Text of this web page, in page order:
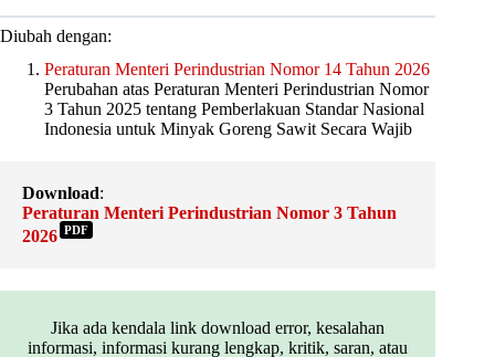
Diubah dengan:
Peraturan Menteri Perindustrian Nomor 14 Tahun 2026
Perubahan atas Peraturan Menteri Perindustrian Nomor
3 Tahun 2025 tentang Pemberlakuan Standar Nasional
Indonesia untuk Minyak Goreng Sawit Secara Wajib
Download:
Peraturan Menteri Perindustrian Nomor 3 Tahun
2026 PDF
Jika ada kendala link download error, kesalahan
informasi, informasi kurang lengkap, kritik, saran, atau